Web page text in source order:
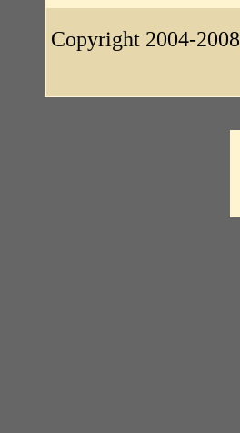
Copyright 2004-2008